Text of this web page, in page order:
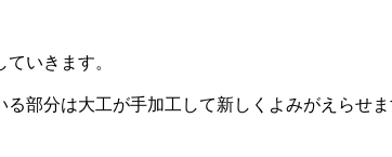
いきます。
部分は大工が手加工して新しくよみがえらせま